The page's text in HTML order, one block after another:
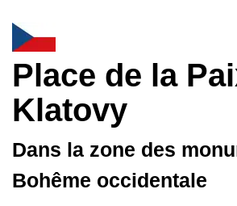
Place de la
Klatovy
Dans la zone des
Bohême occidentale